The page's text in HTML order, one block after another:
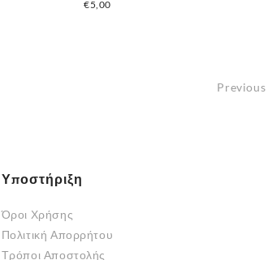
€5,00
Previous
Υποστήριξη
Όροι Χρήσης
Πολιτική Απορρήτου
Τρόποι Αποστολής